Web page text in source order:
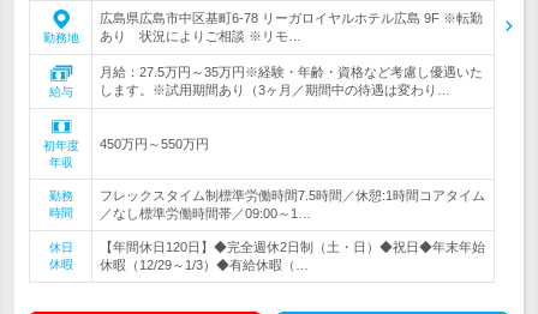
勤務地
広島県広島市中区基町6-78 リーガロイヤルホテル広島 9F ※転勤
あり 状況によりご相談 ※リモ…
給与
月給：27.5万円～35万円※経験・年齢・資格など考慮し優遇いた
します。※試用期間あり（3ヶ月／期間中の待遇は変わり…
初年度
年収
450万円～550万円
勤務
時間
フレックスタイム制標準労働時間7.5時間／休憩:1時間コアタイム
／なし標準労働時間帯／09:00～1…
休日
休暇
【年間休日120日】◆完全週休2日制（土・日）◆祝日◆年末年始
休暇（12/29～1/3）◆有給休暇（…